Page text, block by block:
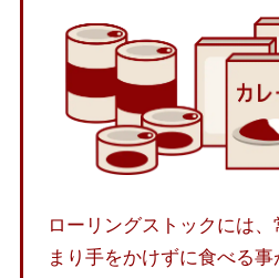
ローリングストックには
まり手をかけずに食べる事